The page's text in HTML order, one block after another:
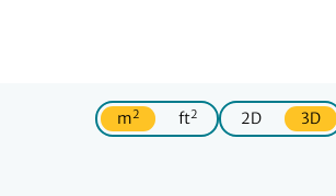
m2 ft2 2D 3D